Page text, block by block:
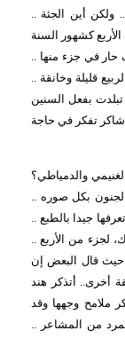
أين الجثة ..
كشهور السنة
في جزء منها ..
قليلة وخانقة ..
بفعل السنين
شاكر تفكر في حاجة
والدمياطي؟
بكل صوره ..
أعرف الحقيقة كاملة .. لعبة السيجة (12) تعرفها جيدا بالطبع ..
لجزء من الأربع ..
حيث قال البعض إن
أخرى.. أتذكر هند
ملامح وجهها وقد
من المشاعر ..